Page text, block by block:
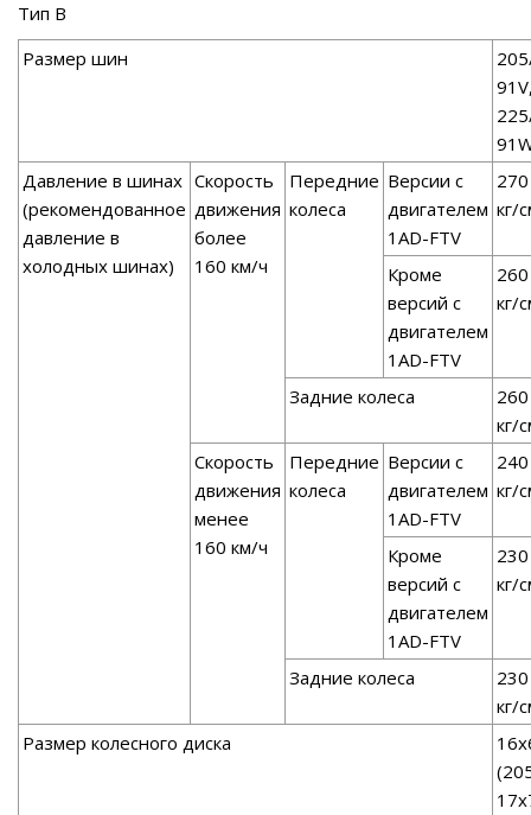
Тип В
Размер шин
Давление в шинах
(рекомендованное
давление в
холодных шинах)
Скорость
движения
более
160 км/ч
Передние
колеса
Версии с
двигателем
1AD-FTV
кг/
Кроме
версий с
двигателем
1AD-FTV
кг/
Задние колеса
кг/
Скорость
движения
менее
160 км/ч
Передние
колеса
Версии с
двигателем
1AD-FTV
кг/
Кроме
версий с
двигателем
1AD-FTV
кг/
Задние колеса
кг/
Размер колесного диска